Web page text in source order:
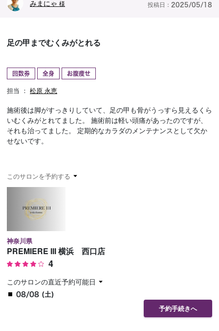
みまにゃ 様 投稿日： 2025/05/18
足の甲までむくみがとれる
回数券 全身 お腹痩せ
担当 ： 松原 永恵
施術後は脚がすっきりしていて、足の甲も骨がうっすら見えるくら
いむくみがとれてました。 施術前は軽い頭痛があったのですが、
それも治ってました。 定期的なカラダのメンテナンスとして欠か
せないです。
このサロンを予約する
神奈川県
PREMIERE III 横浜 西口店
4
このサロンの直近予約可能日
08/08 (土)
予約手続きへ